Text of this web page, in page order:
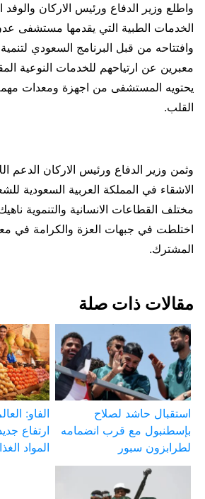
واطلع وزير الدفاع ورئيس الاركان
الخدمات الطبية التي يقدمها مستشفى عدن
وافتتاحه من قبل البرنامج السعودي
معبرين عن ارتياحهم للخدمات النوعية
يحتويه المستشفى من اجهزة ومعدات
القلب.
وثمن وزير الدفاع ورئيس الاركان الدعم
الاشقاء في المملكة العربية السعودية
مختلف القطاعات الانسانية والتنموية
اختلطت في جبهات العزة والكرامة في
المشترك.
مقالات ذات صلة
استقبال حاشد لصلاح
بإسطنبول مع قرب انضمامه
لطرابزون سبور
الفاو:
ارتفاع
المواد